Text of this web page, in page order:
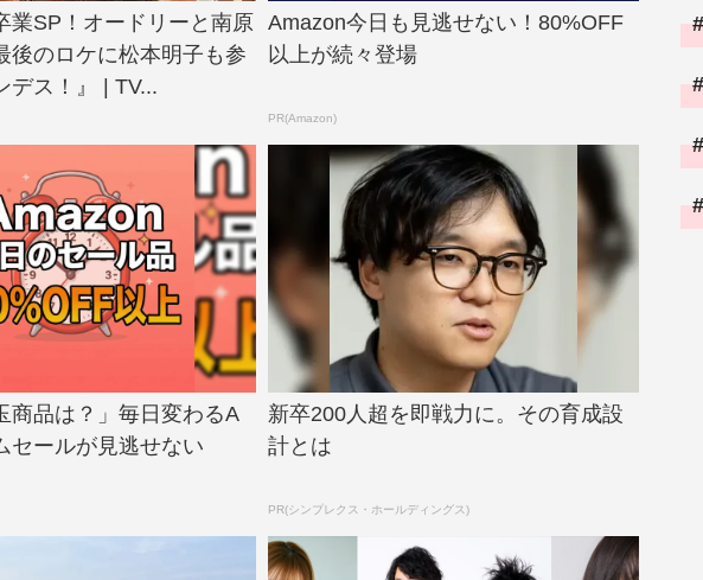
業SP！オードリーと南原
後のロケに松本明子も参
デス！』 | TV...
Amazon今日も見逃せない！80%OFF
以上が続々登場
PR(Amazon)
商品は？」毎日変わるA
セールが見逃せない
新卒200人超を即戦力に。その育成設
計とは
PR(シンプレクス・ホールディングス)